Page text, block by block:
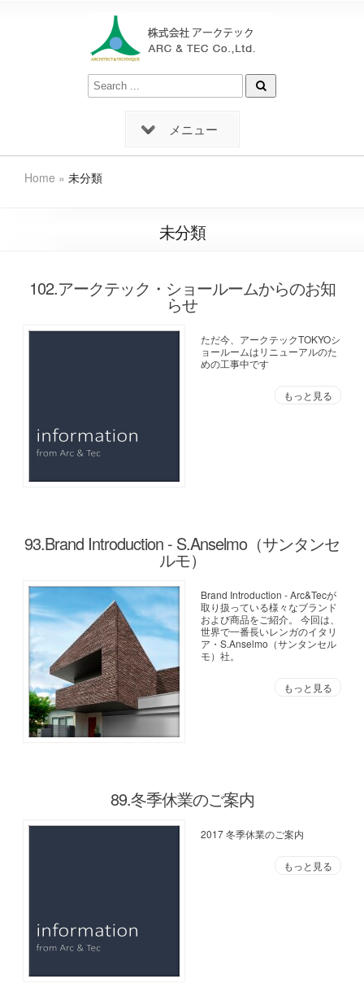
メニュー
Home » 未分類
未分類
102.アークテック・ショールームからのお知
らせ
ただ今、アークテックTOKYOシ
ョールームはリニューアルのた
めの工事中です
もっと見る
93.Brand Introduction - S.Anselmo（サンタンセ
ルモ）
Brand Introduction - Arc&Tecが
取り扱っている様々なブランド
および商品をご紹介。 今回は、
世界で一番長いレンガのイタリ
ア・S.Anselmo（サンタンセル
モ）社。
もっと見る
89.冬季休業のご案内
2017 冬季休業のご案内
もっと見る